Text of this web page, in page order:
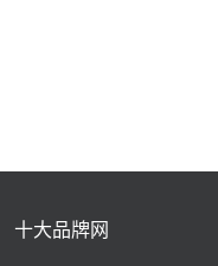
十大品牌网